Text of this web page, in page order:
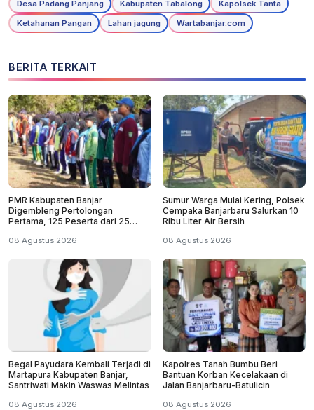
Desa Padang Panjang Kabupaten Tabalong
Kapolsek Tanta
Ketahanan Pangan
Lahan jagung Wartabanjar.com
BERITA TERKAIT
PMR Kabupaten Banjar
Digembleng Pertolongan
Pertama, 125 Peserta dari 25
08 Agustus 2026
Sumur Warga Mulai Kering, Polsek
Cempaka Banjarbaru Salurkan 10
Ribu Liter Air Bersih
08 Agustus 2026
Begal Payudara Kembali Terjadi di
Martapura Kabupaten Banjar,
Santriwati Makin Waswas Melintas
08 Agustus 2026
Kapolres Tanah Bumbu Beri
Bantuan Korban Kecelakaan di
Jalan Banjarbaru-Batulicin
08 Agustus 2026